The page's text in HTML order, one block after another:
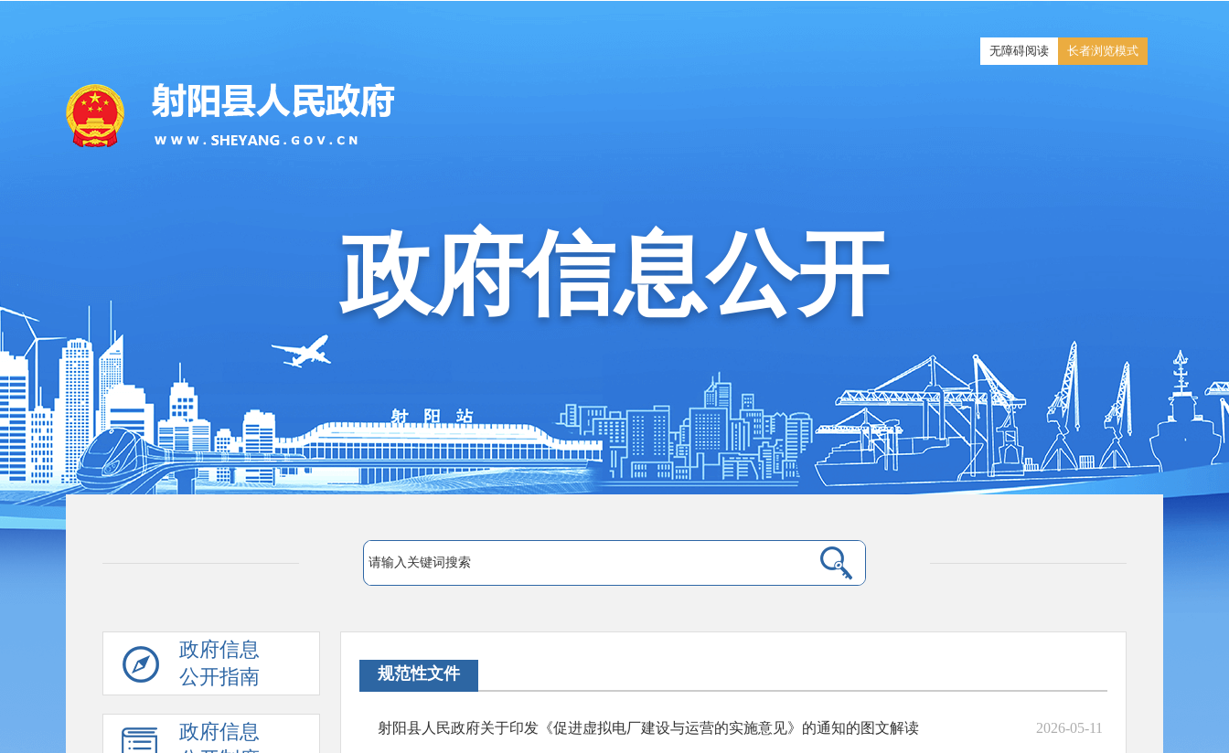
无障碍阅读 长者浏览模式
政府信息公开
政府信息
公开指南
政府信息
规范性文件
射阳县人民政府关于印发《促进虚拟电厂建设与运营的实施意见》的通知的图文解读 2026-05-11